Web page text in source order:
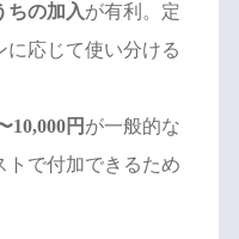
ちの加入が有利。定
応じて使い分ける
10,000円 が一般的な
トで付加できるため